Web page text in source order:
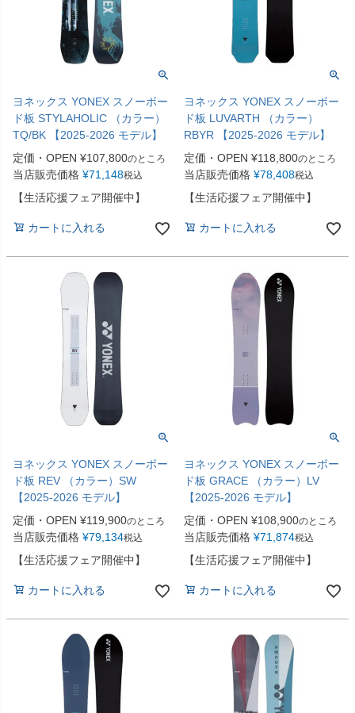
ヨネックス YONEX スノーボー
ド板 STYLAHOLIC （カラー）
TQ/BK 【2025-2026 モデル】
定価・OPEN ¥107,800のところ
当店販売価格 ¥71,148税込
【生活応援フェア開催中】
カートに入れる
ヨネックス YONEX スノーボー
ド板 LUVARTH （カラー）
RBYR 【2025-2026 モデル】
定価・OPEN ¥118,800のところ
当店販売価格 ¥78,408税込
【生活応援フェア開催中】
カートに入れる
ヨネックス YONEX スノーボー
ド板 REV （カラー）SW
【2025-2026 モデル】
定価・OPEN ¥119,900のところ
当店販売価格 ¥79,134税込
【生活応援フェア開催中】
カートに入れる
ヨネックス YONEX スノーボー
ド板 GRACE （カラー）LV
【2025-2026 モデル】
定価・OPEN ¥108,900のところ
当店販売価格 ¥71,874税込
【生活応援フェア開催中】
カートに入れる